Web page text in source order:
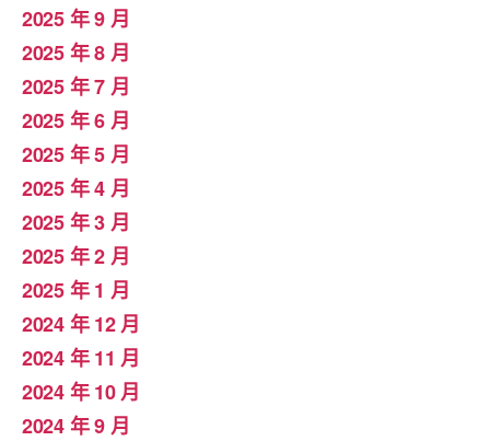
2025 年 9 月
2025 年 8 月
2025 年 7 月
2025 年 6 月
2025 年 5 月
2025 年 4 月
2025 年 3 月
2025 年 2 月
2025 年 1 月
2024 年 12 月
2024 年 11 月
2024 年 10 月
2024 年 9 月